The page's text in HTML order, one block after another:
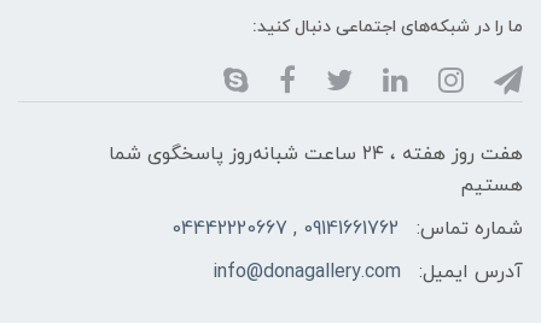
ما را در شبکه‌های اجتماعی دنبال کنید:
هفت روز هفته ، ۲۴ ساعت شبانه‌روز پاسخگوی شما
هستیم
شماره تماس:
09141661762 , 04442220667
آدرس ایمیل:
info@donagallery.com